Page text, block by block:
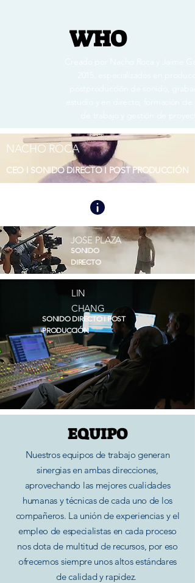
WHO
NACHO ROCA
CEO I SONIDO DIRECTO I POST PRODUCCIÓN
JOSE PLAZA
SONIDO
DIRECTO
LIN
CHANG
SONIDO DIRECTO I POST
PRODUCCIÓN
EQUIPO
Nuestros equipos de trabajo generan
sinergias en ambas direcciones,
aprovechando las mejores cualidades
humanas y técnicas de cada uno de los
compañeros. La unión de experiencias y el
empleo de especialistas en cada proceso
nos dota de multitud de recursos, por eso
ofrecemos siempre unos altos estándares
de calidad y rapidez.